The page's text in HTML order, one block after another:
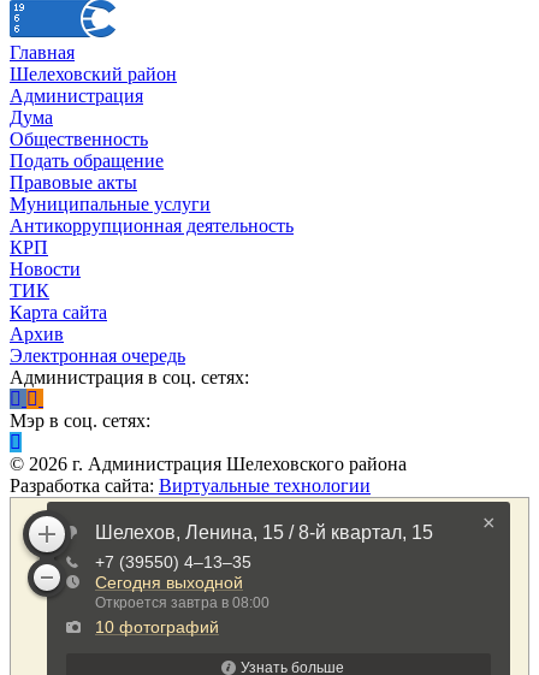
Главная
Шелеховский район
Администрация
Дума
Общественность
Подать обращение
Правовые акты
Муниципальные услуги
Антикоррупционная деятельность
КРП
Новости
ТИК
Карта сайта
Архив
Электронная очередь
Администрация в соц. сетях:
Мэр в соц. сетях:
© 2026 г. Администрация Шелеховского района
Разработка сайта: Виртуальные технологии